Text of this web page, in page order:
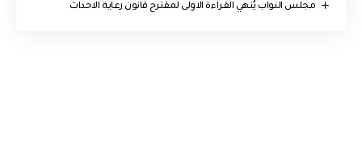
مجلس النواب يُنهي القراءة الاولى لمقترح قانون رعاية الاحداث